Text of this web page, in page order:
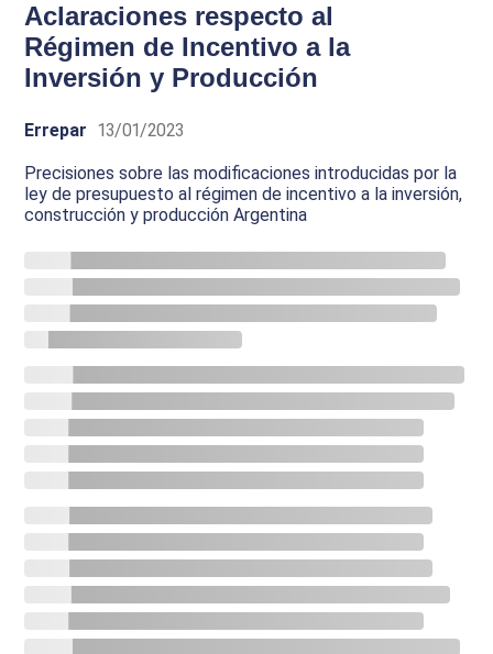
Aclaraciones respecto al
Régimen de Incentivo a la
Inversión y Producción
Errepar 13/01/2023
Precisiones sobre las modificaciones introducidas por la
ley de presupuesto al régimen de incentivo a la inversión,
construcción y producción Argentina